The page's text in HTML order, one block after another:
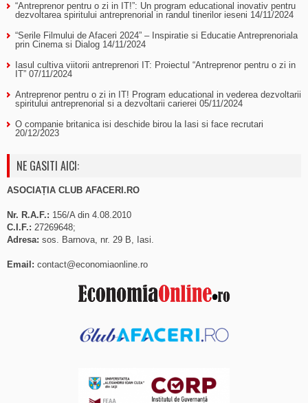
“Antreprenor pentru o zi in IT!”: Un program educational inovativ pentru
dezvoltarea spiritului antreprenorial in randul tinerilor ieseni 14/11/2024
“Serile Filmului de Afaceri 2024” – Inspiratie si Educatie Antreprenoriala
prin Cinema si Dialog 14/11/2024
Iasul cultiva viitorii antreprenori IT: Proiectul “Antreprenor pentru o zi in
IT” 07/11/2024
Antreprenor pentru o zi in IT! Program educational in vederea dezvoltarii
spiritului antreprenorial si a dezvoltarii carierei 05/11/2024
O companie britanica isi deschide birou la Iasi si face recrutari
20/12/2023
NE GASITI AICI:
ASOCIAȚIA CLUB AFACERI.RO
Nr. R.A.F.: 156/A din 4.08.2010
C.I.F.: 27269648;
Adresa: sos. Barnova, nr. 29 B, Iasi.
Email: contact@economiaonline.ro